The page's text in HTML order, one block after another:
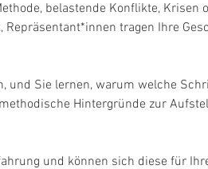
belastende Konflikte, Krisen
tragen Ihre
und Sie lernen, warum welche
Hintergründe zur
und können sich diese für